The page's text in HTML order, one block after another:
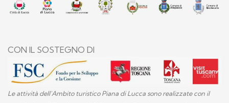
CON IL SOSTEGNO DI
Le attività dell'Ambito turistico Piana di Lucca sono realizzate con il